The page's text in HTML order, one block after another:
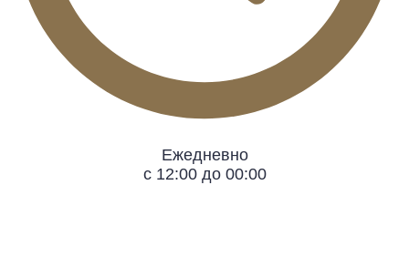
Ежедневно
с 12:00 до 00:00